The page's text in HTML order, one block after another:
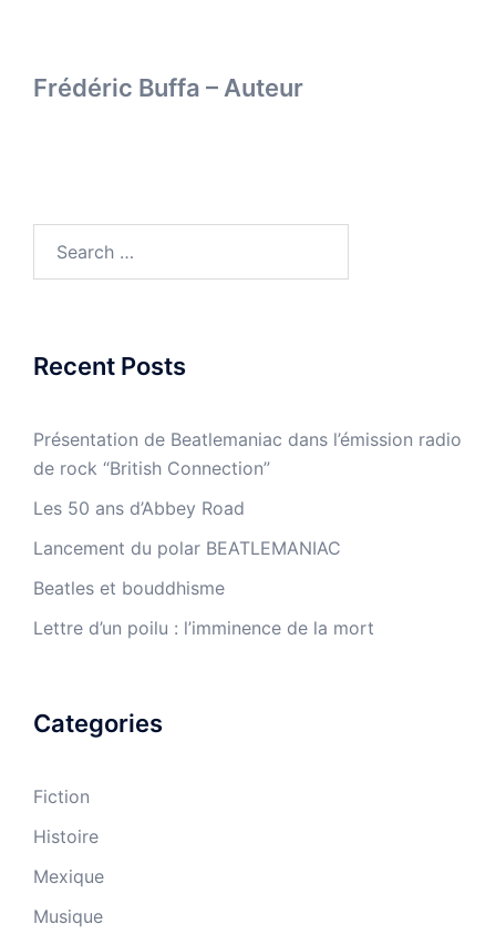
Frédéric Buffa – Auteur
Recent Posts
Présentation de Beatlemaniac dans l’émission radio
de rock “British Connection”
Les 50 ans d’Abbey Road
Lancement du polar BEATLEMANIAC
Beatles et bouddhisme
Lettre d’un poilu : l’imminence de la mort
Categories
Fiction
Histoire
Mexique
Musique